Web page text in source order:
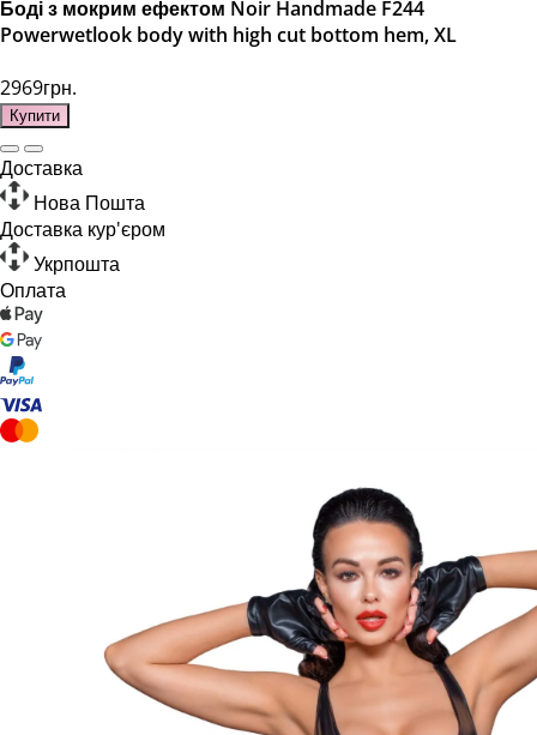
Боді з мокрим ефектом Noir Handmade F244
Powerwetlook body with high cut bottom hem, XL
2969грн.
Купити
Доставка
Нова Пошта
Доставка кур'єром
Укрпошта
Оплата